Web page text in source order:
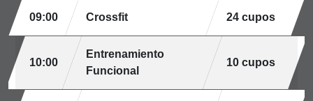
09:00 Crossfit 24 cupos
10:00
Entrenamiento
Funcional
10 cupos